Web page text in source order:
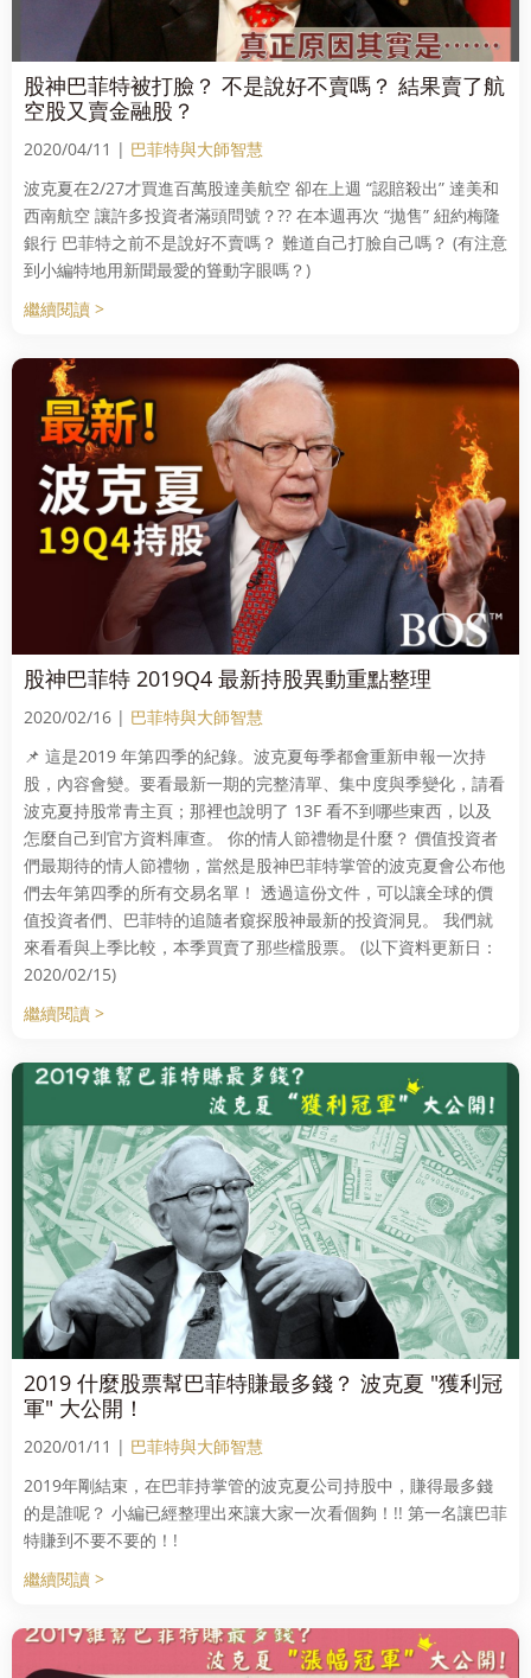
股神巴菲特被打臉？ 不是說好不賣嗎？ 結果賣了航
空股又賣金融股？
2020/04/11 | 巴菲特與大師智慧
波克夏在2/27才買進百萬股達美航空 卻在上週 “認賠殺出” 達美和
西南航空 讓許多投資者滿頭問號？?? 在本週再次 “拋售” 紐約梅隆
銀行 巴菲特之前不是說好不賣嗎？ 難道自己打臉自己嗎？ (有注意
到小編特地用新聞最愛的聳動字眼嗎？)
繼續閱讀 >
股神巴菲特 2019Q4 最新持股異動重點整理
2020/02/16 | 巴菲特與大師智慧
📌 這是2019 年第四季的紀錄。波克夏每季都會重新申報一次持
股，內容會變。要看最新一期的完整清單、集中度與季變化，請看
波克夏持股常青主頁；那裡也說明了 13F 看不到哪些東西，以及
怎麼自己到官方資料庫查。 你的情人節禮物是什麼？ 價值投資者
們最期待的情人節禮物，當然是股神巴菲特掌管的波克夏會公布他
們去年第四季的所有交易名單！ 透過這份文件，可以讓全球的價
值投資者們、巴菲特的追隨者窺探股神最新的投資洞見。 我們就
來看看與上季比較，本季買賣了那些檔股票。 (以下資料更新日：
2020/02/15)
繼續閱讀 >
2019 什麼股票幫巴菲特賺最多錢？ 波克夏 "獲利冠
軍" 大公開！
2020/01/11 | 巴菲特與大師智慧
2019年剛結束，在巴菲持掌管的波克夏公司持股中，賺得最多錢
的是誰呢？ 小編已經整理出來讓大家一次看個夠！!! 第一名讓巴菲
特賺到不要不要的！!
繼續閱讀 >